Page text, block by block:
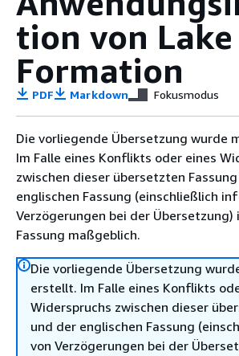
tion von Lake
Formation
PDF Markdown Fokusmodus
Die vorliegende Übersetzung wurde
Im Falle eines Konflikts oder eines
zwischen dieser übersetzten
englischen Fassung (einschließlich
Verzögerungen bei der Übersetzung)
Fassung maßgeblich.
Die vorliegende Übersetzung
erstellt. Im Falle eines Konflikts
Widerspruchs zwischen dieser
und der englischen Fassung
von Verzögerungen bei der